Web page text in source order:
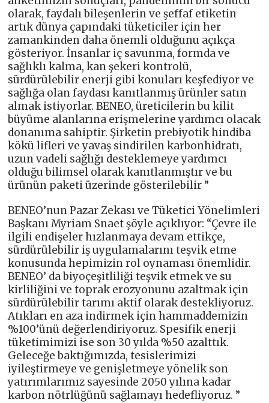
olarak, faydalı bileşenlerin ve şeffaf etiketin
artık dünya çapındaki tüketiciler için her
zamankinden daha önemli olduğunu açıkça
gösteriyor. İnsanlar iç savunma, formda ve
sağlıklı kalma, kan şekeri kontrolü,
sürdürülebilir enerji gibi konuları keşfediyor ve
sağlığa olan faydası kanıtlanmış ürünler satın
almak istiyorlar. BENEO, üreticilerin bu kilit
büyüme alanlarına erişmelerine yardımcı olacak
donanıma sahiptir. Şirketin prebiyotik hindiba
kökü lifleri ve yavaş sindirilen karbonhidratı,
uzun vadeli sağlığı desteklemeye yardımcı
olduğu bilimsel olarak kanıtlanmıştır ve bu
ürünün paketi üzerinde gösterilebilir ”
BENEO’nun Pazar Zekası ve Tüketici Yönelimleri
Başkanı Myriam Snaet şöyle açıklıyor: “Çevre ile
ilgili endişeler hızlanmaya devam ettikçe,
sürdürülebilir iş uygulamalarını teşvik etme
konusunda hepimizin rol oynaması önemlidir.
BENEO’ da biyoçeşitliliği teşvik etmek ve su
kirliliğini ve toprak erozyonunu azaltmak için
sürdürülebilir tarımı aktif olarak destekliyoruz.
Atıkları en aza indirmek için hammaddemizin
%100’ünü değerlendiriyoruz. Spesifik enerji
tüketimimizi ise son 30 yılda %50 azalttık.
Geleceğe baktığımızda, tesislerimizi
iyileştirmeye ve genişletmeye yönelik son
yatırımlarımız sayesinde 2050 yılına kadar
karbon nötrlüğünü sağlamayı hedefliyoruz. ”